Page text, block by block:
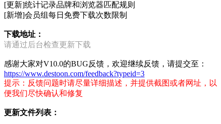
[更新]统计记录品牌和浏览器匹配规则
[新增]会员组每日免费下载次数限制
下载地址：
请通过后台检查更新下载
感谢大家对V10.0的BUG反馈，欢迎继续反馈，请提交至：
https://www.destoon.com/feedback?typeid=3
提示：反馈问题时请尽量详细描述，并提供截图或者网址，以
便我们尽快确认和修复
更新文件列表：